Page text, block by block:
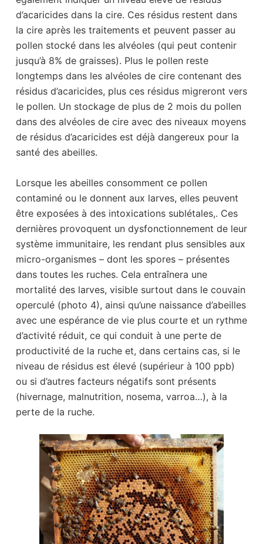
d’acaricides dans la cire. Ces résidus restent dans
la cire après les traitements et peuvent passer au
pollen stocké dans les alvéoles (qui peut contenir
jusqu’à 8% de graisses). Plus le pollen reste
longtemps dans les alvéoles de cire contenant des
résidus d’acaricides, plus ces résidus migreront vers
le pollen. Un stockage de plus de 2 mois du pollen
dans des alvéoles de cire avec des niveaux moyens
de résidus d’acaricides est déjà dangereux pour la
santé des abeilles.
Lorsque les abeilles consomment ce pollen
contaminé ou le donnent aux larves, elles peuvent
être exposées à des intoxications sublétales,. Ces
dernières provoquent un dysfonctionnement de leur
système immunitaire, les rendant plus sensibles aux
micro-organismes – dont les spores – présentes
dans toutes les ruches. Cela entraînera une
mortalité des larves, visible surtout dans le couvain
operculé (photo 4), ainsi qu’une naissance d’abeilles
avec une espérance de vie plus courte et un rythme
d’activité réduit, ce qui conduit à une perte de
productivité de la ruche et, dans certains cas, si le
niveau de résidus est élevé (supérieur à 100 ppb)
ou si d’autres facteurs négatifs sont présents
(hivernage, malnutrition, nosema, varroa…), à la
perte de la ruche.